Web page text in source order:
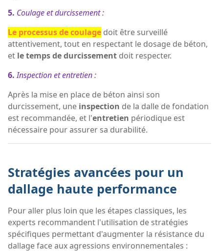
5. Coulage et durcissement :
Le processus de coulage doit être surveillé
attentivement, tout en respectant le dosage de béton,
et le temps de durcissement doit respecter.
6. Inspection et entretien :
Après la mise en place de béton ainsi son
durcissement, une inspection de la dalle de fondation
est recommandée, et l'entretien périodique est
nécessaire pour assurer sa durabilité.
Stratégies avancées pour un
dallage haute performance
Pour aller plus loin que les étapes classiques, les
experts recommandent l'utilisation de stratégies
spécifiques permettant d'augmenter la résistance du
dallage face aux agressions environnementales :